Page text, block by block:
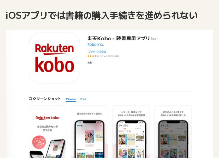
iOSアプリでは書籍の購入手続きを進められない